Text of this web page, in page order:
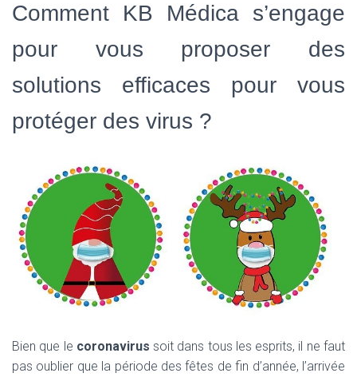
Comment KB Médica s’engage
pour vous proposer des
solutions efficaces pour vous
protéger des virus ?
Bien que le coronavirus soit dans tous les esprits, il ne faut
pas oublier que la période des fêtes de fin d’année, l’arrivée